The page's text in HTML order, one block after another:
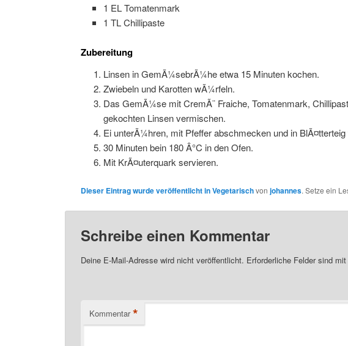
1 EL Tomatenmark
1 TL Chillipaste
Zubereitung
Linsen in GemÃ¼sebrÃ¼he etwa 15 Minuten kochen.
Zwiebeln und Karotten wÃ¼rfeln.
Das GemÃ¼se mit CremÃ¨ Fraiche, Tomatenmark,
gekochten Linsen vermischen.
Ei unterÃ¼hren, mit Pfeffer abschmecken und in BlÃ¤tterteig
30 Minuten bein 180 Â°C in den Ofen.
Mit KrÃ¤uterquark servieren.
Dieser Eintrag wurde veröffentlicht inVegetarischvon johannes. Setze ein
Schreibe einen Kommentar
Deine E-Mail-Adresse wird nicht veröffentlicht. Erforderliche Felder sind mit
Kommentar *